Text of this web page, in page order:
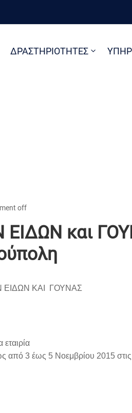
ΔΡΑΣΤΗΡΙΟΤΗΤΕΣ
off
και
ΚΑΙ ΓΟΥΝΑΣ
από 3 έως 5 Νοεμβρίου 2015